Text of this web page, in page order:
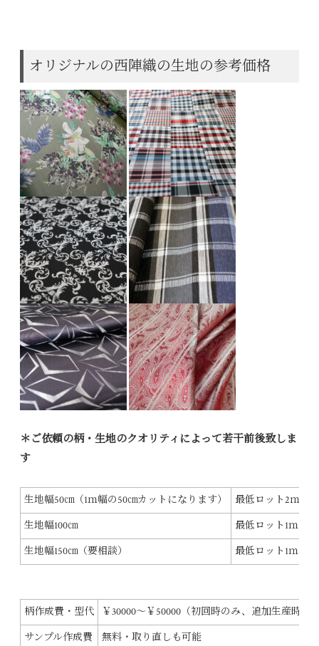
オリジナルの西陣織の生地の参考価格
＊ご依頼の柄・生地のクオリティによって若干前後致しま
す
生地幅50㎝（1ｍ幅の50㎝カットになります）
最低ロット2ｍか
生地幅100㎝
最低ロット1ｍか
生地幅150㎝（要相談）
最低ロット1ｍか
柄作成費・型代
￥30000～￥50000（初回時のみ、追加生産時に
サンプル作成費
無料・取り直しも可能